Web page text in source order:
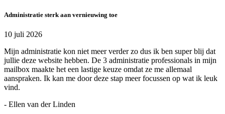
Administratie sterk aan vernieuwing toe
10 juli 2026
Mijn administratie kon niet meer verder zo dus ik ben super blij dat
jullie deze website hebben. De 3 administratie professionals in mijn
mailbox maakte het een lastige keuze omdat ze me allemaal
aanspraken. Ik kan me door deze stap meer focussen op wat ik leuk
vind.
- Ellen van der Linden